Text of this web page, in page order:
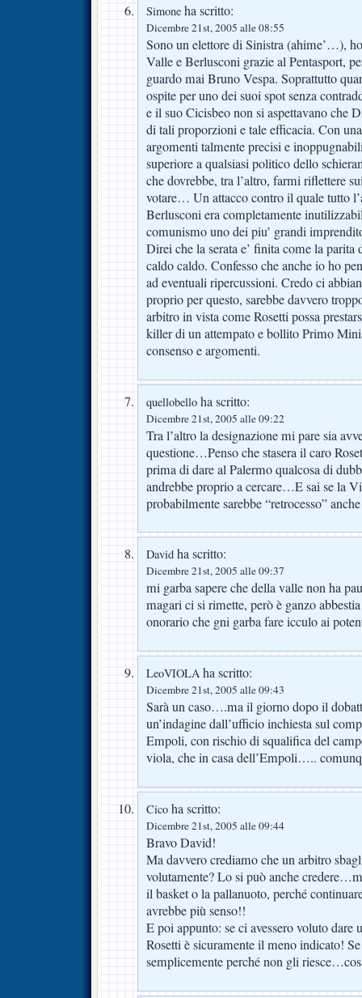
Simone ha scritto:
Dicembre 21st, 2005 alle 08:55
Sono un elettore di Sinistra (ahime’…),
Valle e Berlusconi grazie al Pentasport,
guardo mai Bruno Vespa. Soprattutto
ospite per uno dei suoi spot senza
e il suo Cicisbeo non si aspettavano che
di tali proporzioni e tale efficacia. Con
argomenti talmente precisi e
superiore a qualsiasi politico dello
che dovrebbe, tra l’altro, farmi riflettere
votare… Un attacco contro il quale tutto
Berlusconi era completamente
comunismo uno dei piu’ grandi
Direi che la serata e’ finita come la parita
caldo caldo. Confesso che anche io ho
ad eventuali ripercussioni. Credo ci
proprio per questo, sarebbe davvero
arbitro in vista come Rosetti possa
killer di un attempato e bollito Primo
consenso e argomenti.
quellobello ha scritto:
Dicembre 21st, 2005 alle 09:22
Tra l’altro la designazione mi pare sia
questione…Penso che stasera il caro
prima di dare al Palermo qualcosa di
andrebbe proprio a cercare…E sai se la
probabilmente sarebbe “retrocesso”
David ha scritto:
Dicembre 21st, 2005 alle 09:37
mi garba sapere che della valle non ha
magari ci si rimette, però è ganzo
onorario che gni garba fare icculo ai
LeoVIOLA ha scritto:
Dicembre 21st, 2005 alle 09:43
Sarà un caso….ma il giorno dopo il
un’indagine dall’ufficio inchiesta sul
Empoli, con rischio di squalifica del
viola, che in casa dell’Empoli…..
Cico ha scritto:
Dicembre 21st, 2005 alle 09:44
Bravo David!
Ma davvero crediamo che un arbitro
volutamente? Lo si può anche
il basket o la pallanuoto, perché
avrebbe più senso!!
E poi appunto: se ci avessero voluto dare
Rosetti è sicuramente il meno indicato!
semplicemente perché non gli